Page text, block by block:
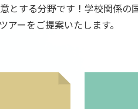
とする分野です！学校関係
ーをご提案いたします。